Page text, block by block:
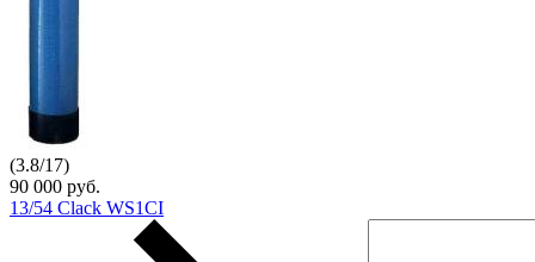
(3.8/17)
90 000 руб.
13/54 Clack WS1CI